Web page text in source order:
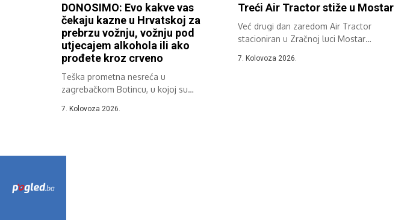
DONOSIMO: Evo kakve vas
čekaju kazne u Hrvatskoj za
prebrzu vožnju, vožnju pod
utjecajem alkohola ili ako
prođete kroz crveno
Teška prometna nesreća u
zagrebačkom Botincu, u kojoj su
7. Kolovoza 2026.
Treći Air Tractor stiže u Mostar
Već drugi dan zaredom Air Tractor
stacioniran u Zračnoj luci Mostar
7. Kolovoza 2026.